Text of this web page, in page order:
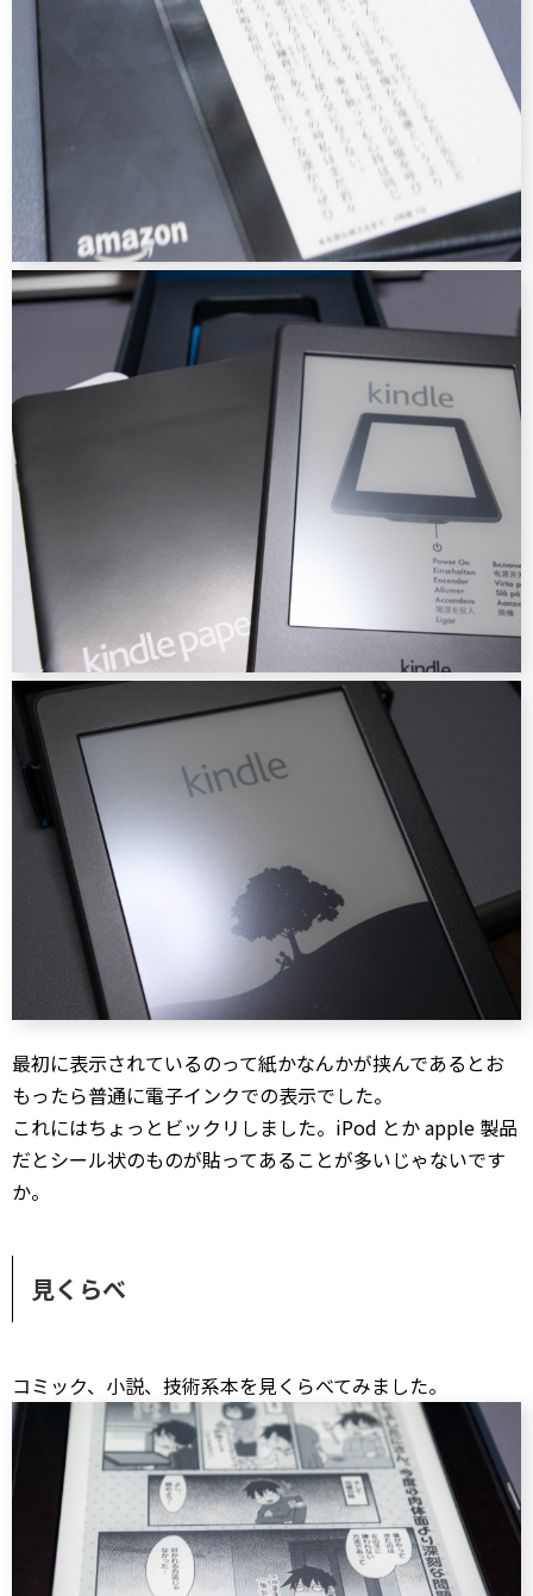
最初に表示されているのって紙かなんかが挟んであるとお
もったら普通に電子インクでの表示でした。
これにはちょっとビックリしました。iPod とか apple 製品
だとシール状のものが貼ってあることが多いじゃないです
か。
見くらべ
コミック、小説、技術系本を見くらべてみました。